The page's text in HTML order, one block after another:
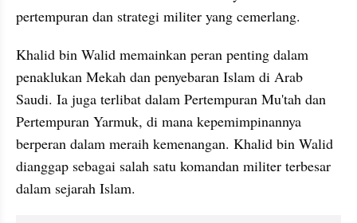
pertempuran dan strategi militer yang cemerlang.
Khalid bin Walid memainkan peran penting dalam
penaklukan Mekah dan penyebaran Islam di Arab
Saudi. Ia juga terlibat dalam Pertempuran Mu'tah dan
Pertempuran Yarmuk, di mana kepemimpinannya
berperan dalam meraih kemenangan. Khalid bin Walid
dianggap sebagai salah satu komandan militer terbesar
dalam sejarah Islam.